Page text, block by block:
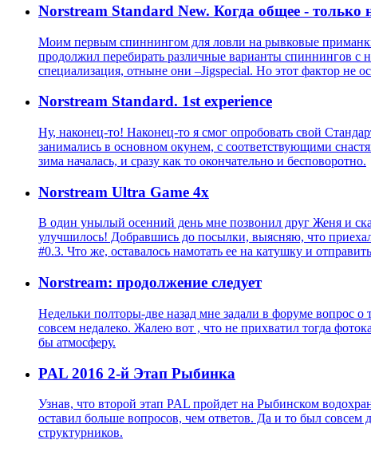
Norstream Standard New. Когда общее - только
Моим первым спиннингом для ловли на рывковые приманки
продолжил перебирать различные варианты спиннингов с
специализация, отныне они –Jigspecial. Но этот фактор не
Norstream Standard. 1st experience
Ну, наконец-то! Наконец-то я смог опробовать свой
занимались в основном окунем, с соответствующими
зима началась, и сразу как то окончательно и бесповоротно.
Norstream Ultra Game 4x
В один унылый осенний день мне позвонил друг Женя и
улучшилось! Добравшись до посылки, выясняю, что
#0.3. Что же, оставалось намотать ее на катушку и
Norstream: продолжение следует
Недельки полторы-две назад мне задали в форуме вопрос
совсем недалеко. Жалею вот , что не прихватил тогда
бы атмосферу.
PAL 2016 2-й Этап Рыбинка
Узнав, что второй этап PAL пройдет на Рыбинском
оставил больше вопросов, чем ответов. Да и то был
структурников.